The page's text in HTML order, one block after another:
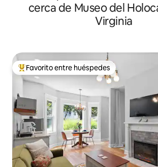
cerca de Museo del
Virginia
Favorito entre huéspedes preferido
Favorito entre huéspedes